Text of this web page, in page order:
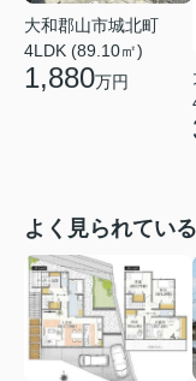
大和郡山市城北町
4LDK (89.10㎡)
1,880万円
よく見られてい